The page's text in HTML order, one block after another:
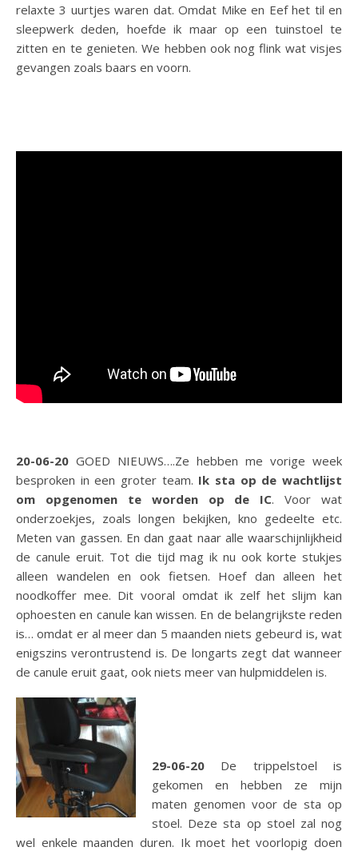
relaxte 3 uurtjes waren dat. Omdat Mike en Eef het til en
sleepwerk deden, hoefde ik maar op een tuinstoel te
zitten en te genieten. We hebben ook nog flink wat visjes
gevangen zoals baars en voorn.
20-06-20 GOED NIEUWS….Ze hebben me vorige week
besproken in een groter team. Ik sta op de wachtlijst
om opgenomen te worden op de IC. Voor wat
onderzoekjes, zoals longen bekijken, kno gedeelte etc.
Meten van gassen. En dan gaat naar alle waarschijnlijkheid
de canule eruit. Tot die tijd mag ik nu ook korte stukjes
alleen wandelen en ook fietsen. Hoef dan alleen het
noodkoffer mee. Dit vooral omdat ik zelf het slijm kan
ophoesten en canule kan wissen. En de belangrijkste reden
is… omdat er al meer dan 5 maanden niets gebeurd is, wat
enigszins verontrustend is. De longarts zegt dat wanneer
de canule eruit gaat, ook niets meer van hulpmiddelen is.
29-06-20 De trippelstoel is
gekomen en hebben ze mijn
maten genomen voor de sta op
stoel. Deze sta op stoel zal nog
wel enkele maanden duren. Ik moet het voorlopig doen